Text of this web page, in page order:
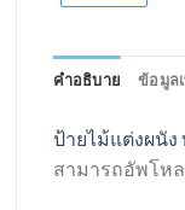
คำอธิบาย ข้อมูล
ป้ายไม้แต่งผนัง
สามารถอัพโห